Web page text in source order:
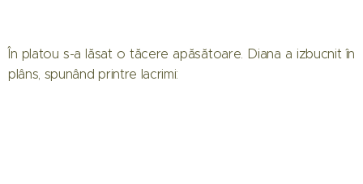
În platou s-a lăsat o tăcere apăsătoare. Diana a izbucnit în
plâns, spunând printre lacrimi: